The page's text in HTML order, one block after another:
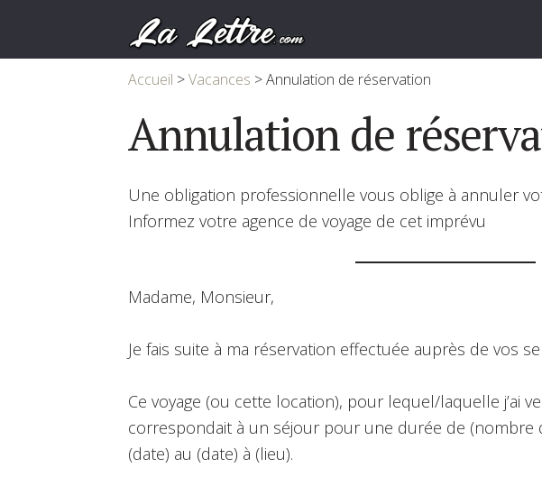
Accueil >Vacances >Annulation de réservation
Annulation de
Une obligation professionnelle vous oblige à annuler
Informez votre agence de voyage de cet imprévu
Madame, Monsieur,
Je fais suite à ma réservation effectuée auprès de vos
Ce voyage (ou cette location), pour lequel/laquelle j’ai
correspondait à un séjour pour une durée de (nombre
(date) au (date) à (lieu).